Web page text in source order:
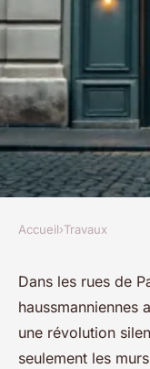
Top 10
et tarifs
Auberte•28/05/
Accueil›Travaux
Dans les rues de
haussmanniennes
une révolution
seulement les